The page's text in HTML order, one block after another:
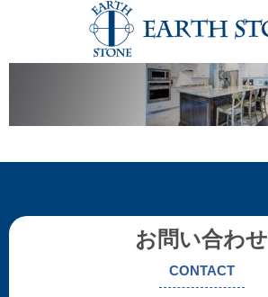
お問い合わせ
CONTACT